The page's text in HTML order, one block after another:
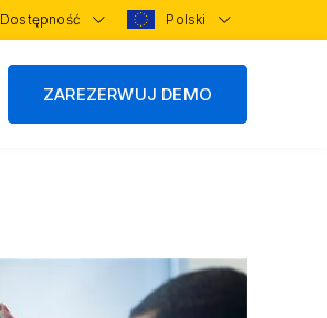
Dostępność Polski
ZAREZERWUJ DEMO